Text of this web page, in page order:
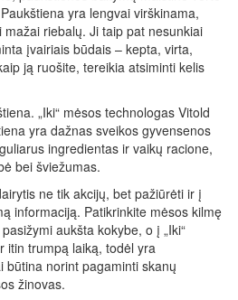
yra lengvai virškinama,
riebalų. Ji taip pat nesunkiai
įvairiais būdais – kepta, virta,
ją ruošite, tereikia atsiminti kelis
„Iki“ mėsos technologas Vitold
yra dažnas sveikos gyvensenos
ingredientas ir vaikų racione,
bei šviežumas.
ne tik akcijų, bet pažiūrėti ir į
informaciją. Patikrinkite mėsos kilmę
aukšta kokybe, o į „Iki“
itin trumpą laiką, todėl yra
būtina norint pagaminti skanų
žinovas.